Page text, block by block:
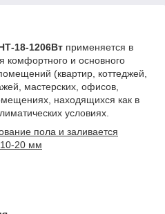
18-1206Вт применяется в
комфортного и основного
(квартир, коттеджей,
мастерских, офисов,
находящихся как в
условиях.
пола и заливается
10-20 мм